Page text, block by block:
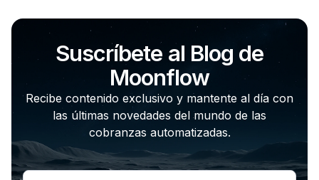
Suscríbete al Blog de
Moonflow
Recibe contenido exclusivo y mantente al día con
las últimas novedades del mundo de las
cobranzas automatizadas.